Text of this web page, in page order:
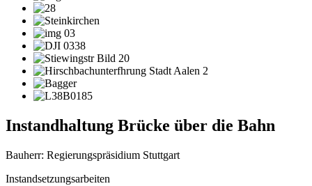
Instandhaltung Brücke über die Bahn
Bauherr: Regierungspräsidium Stuttgart
Instandsetzungsarbeiten